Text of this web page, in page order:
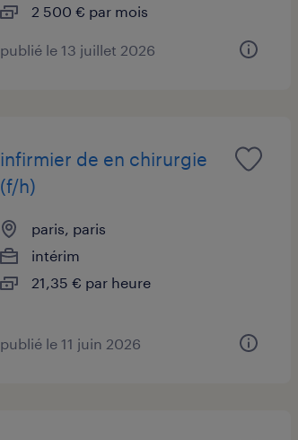
2 500 € par mois
publié le 13 juillet 2026
infirmier de en chirurgie
(f/h)
paris, paris
intérim
21,35 € par heure
publié le 11 juin 2026